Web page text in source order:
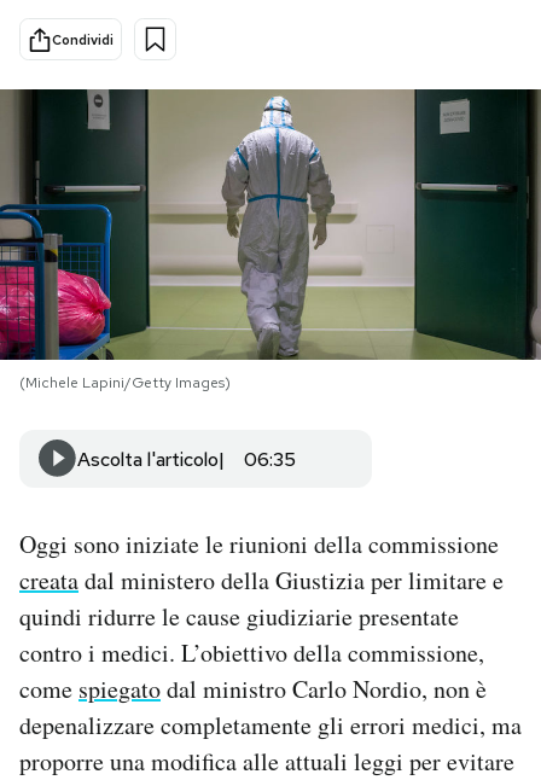
Cultura
Economia
Sport
Mondiali calcio 2026
PODCAST
NEWSLETTER
I MIEI PREFERITI
SHOP
Area Personale
Newsletter
Notifiche mobile
Condividi
(Michele Lapini/Getty Images)
Ascolta l'articolo 06:35
Oggi sono iniziate le riunioni della commissione
creatadal ministero della Giustizia per limitare e
quindi ridurre le cause giudiziarie presentate
contro i medici. L’obiettivo della commissione,
come spiegatodal ministro Carlo Nordio, non è
depenalizzare completamente gli errori medici, ma
proporre una modifica alle attuali leggi per evitare